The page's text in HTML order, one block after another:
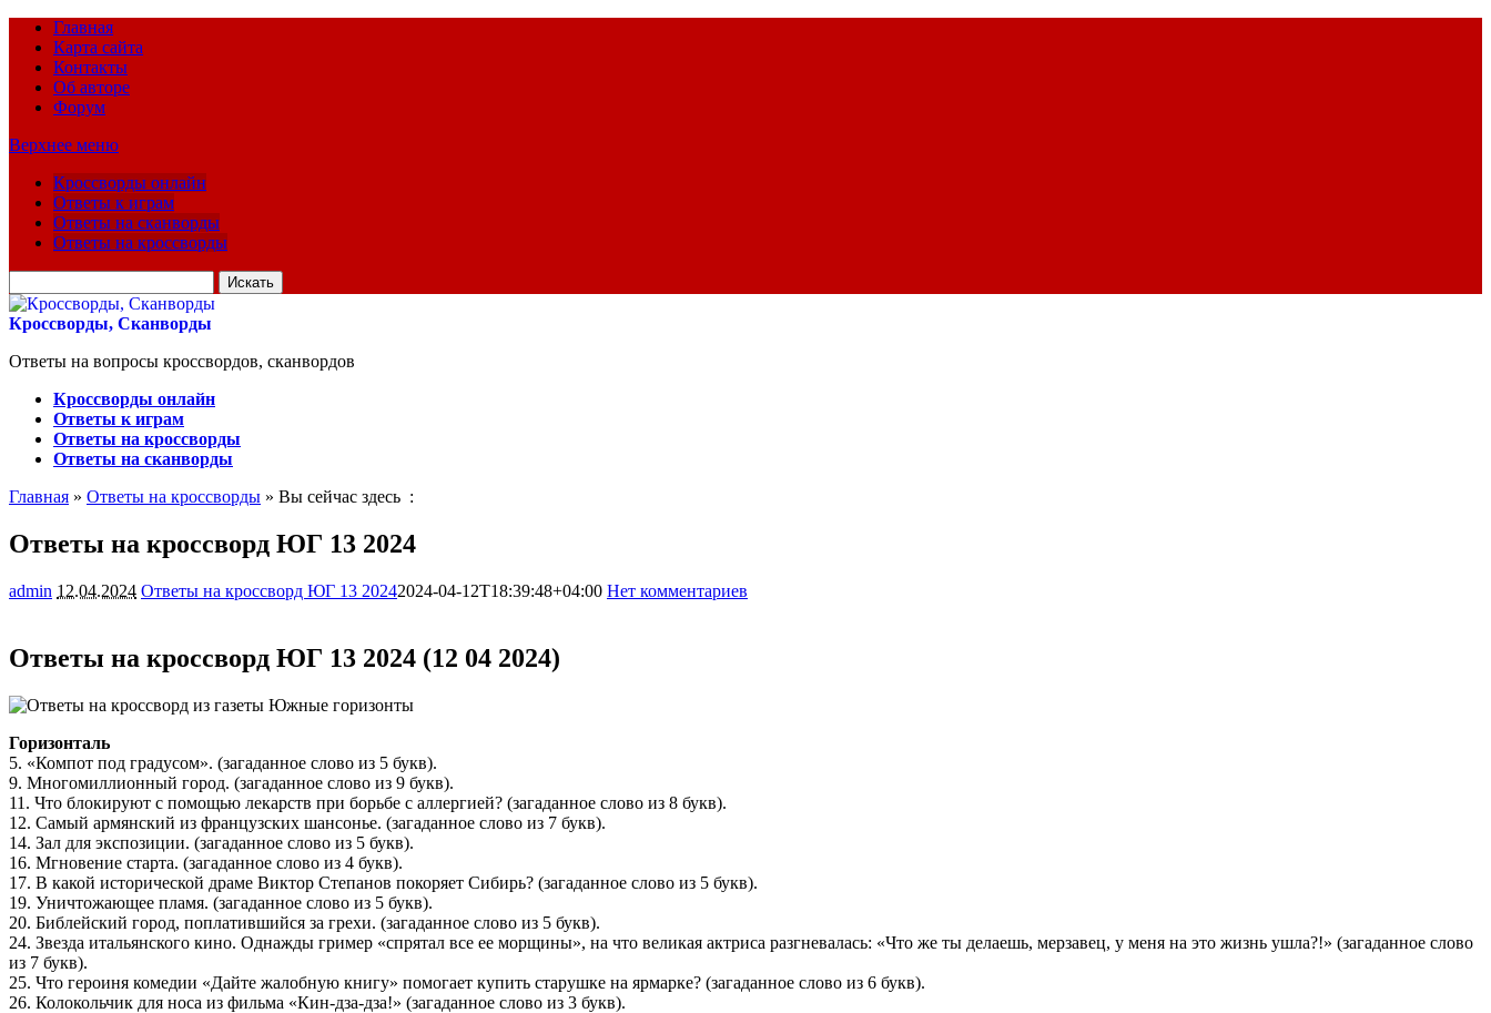
Главная
Карта сайта
Контакты
Об авторе
Форум
Верхнее меню
Кроссворды онлайн
Ответы к играм
Ответы на сканворды
Ответы на кроссворды
для:
Кроссворды, Сканворды
Ответы на вопросы кроссвордов, сканвордов
Кроссворды онлайн
Ответы к играм
Ответы на кроссворды
Ответы на сканворды
Главная » Ответы на кроссворды » Вы сейчас здесь :
Ответы на кроссворд ЮГ 13 2024
admin 12.04.2024 Ответы на кроссворд ЮГ 13 20242024-04-12T18:39:48+04:00 Нет комментариев
Ответы на кроссворд ЮГ 13 2024 (12 04 2024)
Горизонталь
5. «Компот под градусом». (загаданное слово из 5 букв).
9. Многомиллионный город. (загаданное слово из 9 букв).
11. Что блокируют с помощью лекарств при борьбе с аллергией? (загаданное слово из 8 букв).
12. Самый армянский из французских шансонье. (загаданное слово из 7 букв).
14. Зал для экспозиции. (загаданное слово из 5 букв).
16. Мгновение старта. (загаданное слово из 4 букв).
17. В какой исторической драме Виктор Степанов покоряет Сибирь? (загаданное слово из 5 букв).
19. Уничтожающее пламя. (загаданное слово из 5 букв).
20. Библейский город, поплатившийся за грехи. (загаданное слово из 5 букв).
24. Звезда итальянского кино. Однажды гример «спрятал все ее морщины», на что великая актриса разгневалась: «Что же ты делаешь, мерзавец, у меня на это жизнь ушла?!» (загаданное слово
из 7 букв).
25. Что героиня комедии «Дайте жалобную книгу» помогает купить старушке на ярмарке? (загаданное слово из 6 букв).
26. Колокольчик для носа из фильма «Кин-дза-дза!» (загаданное слово из 3 букв).